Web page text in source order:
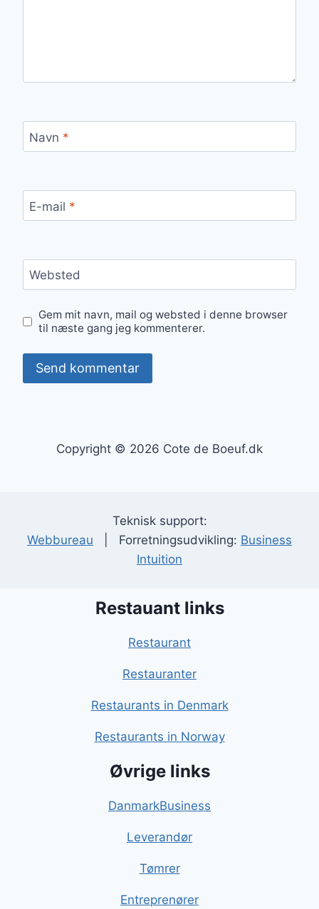
Navn *
E-mail *
Websted
Gem mit navn, mail og websted i denne browser
til næste gang jeg kommenterer.
Copyright © 2026 Cote de Boeuf.dk
Teknisk support:
Webbureau | Forretningsudvikling: Business
Intuition
Restauant links
Restaurant
Restauranter
Restaurants in Denmark
Restaurants in Norway
Øvrige links
DanmarkBusiness
Leverandør
Tømrer
Entreprenører